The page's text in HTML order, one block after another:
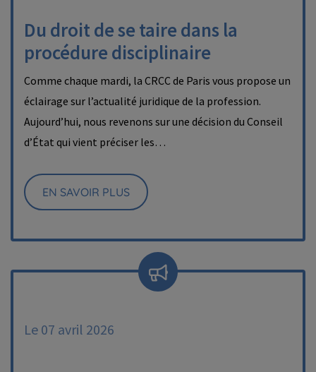
Du droit de se taire dans la
procédure disciplinaire
Comme chaque mardi, la CRCC de Paris vous propose un
éclairage sur l’actualité juridique de la profession.
Aujourd’hui, nous revenons sur une décision du Conseil
d’État qui vient préciser les…
EN SAVOIR PLUS
Le 07 avril 2026